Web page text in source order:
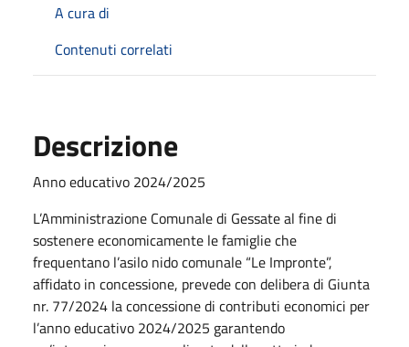
A cura di
Contenuti correlati
Descrizione
Anno educativo 2024/2025
L’Amministrazione Comunale di Gessate al fine di
sostenere economicamente le famiglie che
frequentano l’asilo nido comunale “Le Impronte”,
affidato in concessione, prevede con delibera di Giunta
nr. 77/2024 la concessione di contributi economici per
l’anno educativo 2024/2025 garantendo